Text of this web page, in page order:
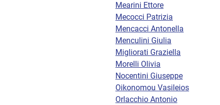
Mearini Ettore
Mecocci Patrizia
Mencacci Antonella
Menculini Giulia
Migliorati Graziella
Morelli Olivia
Nocentini Giuseppe
Oikonomou Vasileios
Orlacchio Antonio